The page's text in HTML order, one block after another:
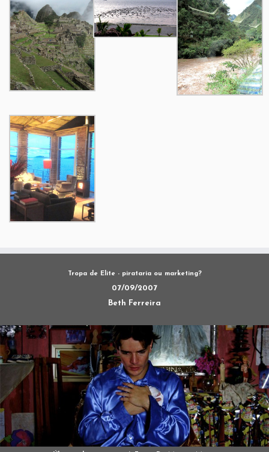
Tropa de Elite - pirataria ou marketing?
07/09/2007
Beth Ferreira